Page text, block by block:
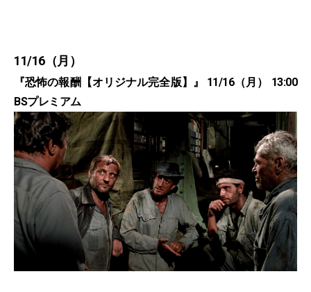
11/16（月）
『恐怖の報酬【オリジナル完全版】』 11/16（月） 13:00
BSプレミアム